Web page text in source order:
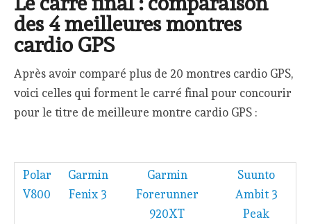
des 4 meilleures montres
cardio GPS
Après avoir comparé plus de 20 montres cardio GPS,
voici celles qui forment le carré final pour concourir
pour le titre de meilleure montre cardio GPS :
Polar
V800
Garmin
Fenix 3
Garmin
Forerunner
920XT
Suunto
Ambit 3
Peak